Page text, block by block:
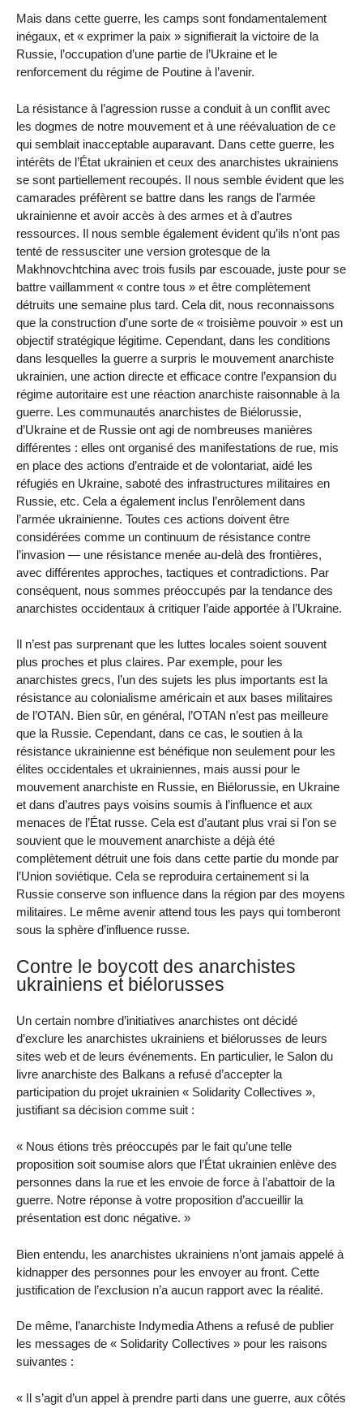
Mais dans cette guerre, les camps sont fondamentalement
inégaux, et « exprimer la paix » signifierait la victoire de la
Russie, l’occupation d’une partie de l’Ukraine et le
renforcement du régime de Poutine à l’avenir.
La résistance à l’agression russe a conduit à un conflit avec
les dogmes de notre mouvement et à une réévaluation de ce
qui semblait inacceptable auparavant. Dans cette guerre, les
intérêts de l’État ukrainien et ceux des anarchistes ukrainiens
se sont partiellement recoupés. Il nous semble évident que les
camarades préfèrent se battre dans les rangs de l’armée
ukrainienne et avoir accès à des armes et à d’autres
ressources. Il nous semble également évident qu’ils n’ont pas
tenté de ressusciter une version grotesque de la
Makhnovchtchina avec trois fusils par escouade, juste pour se
battre vaillamment « contre tous » et être complètement
détruits une semaine plus tard. Cela dit, nous reconnaissons
que la construction d’une sorte de « troisième pouvoir » est un
objectif stratégique légitime. Cependant, dans les conditions
dans lesquelles la guerre a surpris le mouvement anarchiste
ukrainien, une action directe et efficace contre l’expansion du
régime autoritaire est une réaction anarchiste raisonnable à la
guerre. Les communautés anarchistes de Biélorussie,
d’Ukraine et de Russie ont agi de nombreuses manières
différentes : elles ont organisé des manifestations de rue, mis
en place des actions d’entraide et de volontariat, aidé les
réfugiés en Ukraine, saboté des infrastructures militaires en
Russie, etc. Cela a également inclus l’enrôlement dans
l’armée ukrainienne. Toutes ces actions doivent être
considérées comme un continuum de résistance contre
l’invasion — une résistance menée au-delà des frontières,
avec différentes approches, tactiques et contradictions. Par
conséquent, nous sommes préoccupés par la tendance des
anarchistes occidentaux à critiquer l’aide apportée à l’Ukraine.
Il n’est pas surprenant que les luttes locales soient souvent
plus proches et plus claires. Par exemple, pour les
anarchistes grecs, l’un des sujets les plus importants est la
résistance au colonialisme américain et aux bases militaires
de l’OTAN. Bien sûr, en général, l’OTAN n’est pas meilleure
que la Russie. Cependant, dans ce cas, le soutien à la
résistance ukrainienne est bénéfique non seulement pour les
élites occidentales et ukrainiennes, mais aussi pour le
mouvement anarchiste en Russie, en Biélorussie, en Ukraine
et dans d’autres pays voisins soumis à l’influence et aux
menaces de l’État russe. Cela est d’autant plus vrai si l’on se
souvient que le mouvement anarchiste a déjà été
complètement détruit une fois dans cette partie du monde par
l’Union soviétique. Cela se reproduira certainement si la
Russie conserve son influence dans la région par des moyens
militaires. Le même avenir attend tous les pays qui tomberont
sous la sphère d’influence russe.
Contre le boycott des anarchistes
ukrainiens et biélorusses
Un certain nombre d’initiatives anarchistes ont décidé
d’exclure les anarchistes ukrainiens et biélorusses de leurs
sites web et de leurs événements. En particulier, le Salon du
livre anarchiste des Balkans a refusé d’accepter la
participation du projet ukrainien « Solidarity Collectives »,
justifiant sa décision comme suit :
« Nous étions très préoccupés par le fait qu’une telle
proposition soit soumise alors que l’État ukrainien enlève des
personnes dans la rue et les envoie de force à l’abattoir de la
guerre. Notre réponse à votre proposition d’accueillir la
présentation est donc négative. »
Bien entendu, les anarchistes ukrainiens n’ont jamais appelé à
kidnapper des personnes pour les envoyer au front. Cette
justification de l’exclusion n’a aucun rapport avec la réalité.
De même, l’anarchiste Indymedia Athens a refusé de publier
les messages de « Solidarity Collectives » pour les raisons
suivantes :
« Il s’agit d’un appel à prendre parti dans une guerre, aux côtés